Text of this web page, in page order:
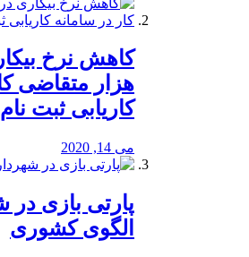
هزار متقاضی
کاریابی ثبت
می 14, 2020
پارتی بازی
الگوی کشوری